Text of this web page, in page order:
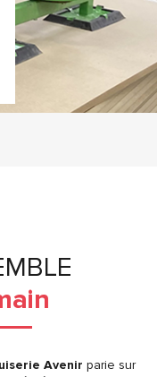
Avenir parie sur